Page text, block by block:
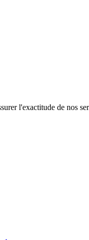
l'exactitude de nos